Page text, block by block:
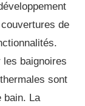
de
les baignoires
sont
bain. La